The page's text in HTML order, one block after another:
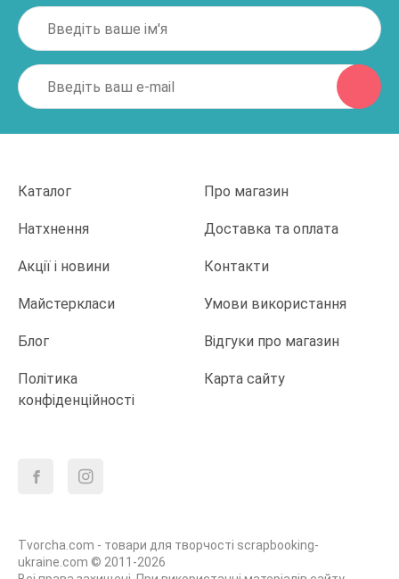
Каталог Про магазин
Натхнення Доставка та оплата
Акції і новини Контакти
Майстеркласи Умови використання
Блог Відгуки про магазин
Політика
конфіденційності
Карта сайту
Tvorcha.com - товари для творчості scrapbooking-
ukraine.com © 2011-2026